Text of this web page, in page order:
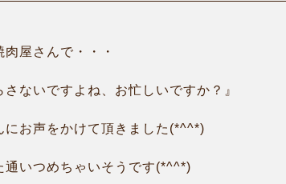
屋さんで・・・
さないですよね、お忙しいですか？』
にお声をかけて頂きました(*^^*)
通いつめちゃいそうです(*^^*)